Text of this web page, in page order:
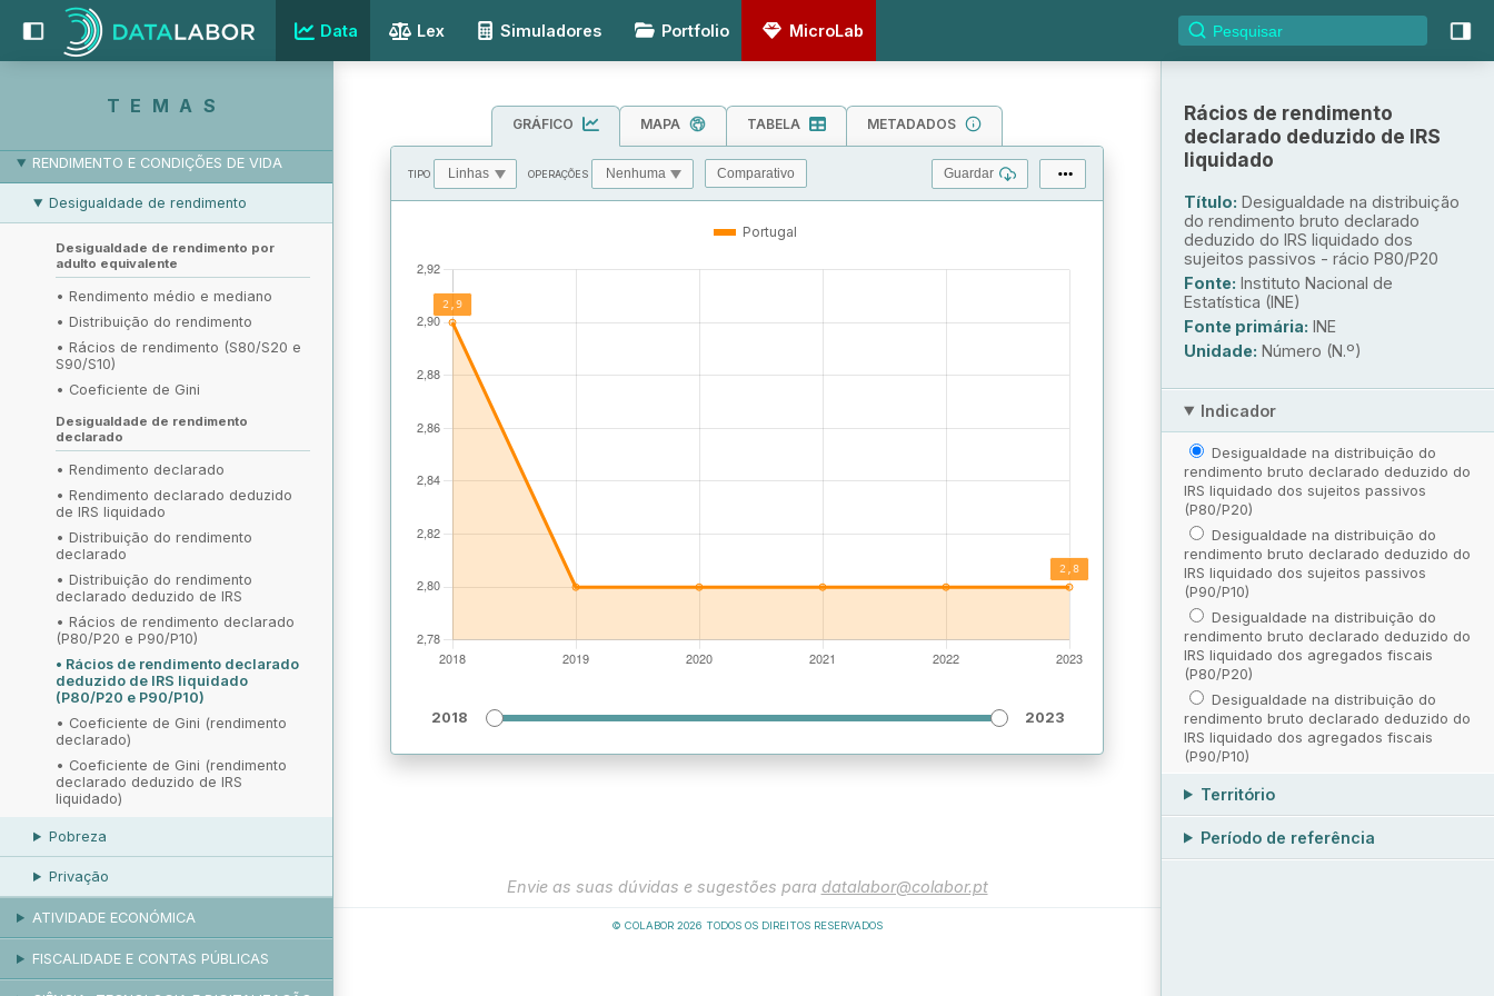
Data Lex Simuladores Portfolio MicroLab
TEMAS
EDUCAÇÃO E FORMAÇÃO
RENDIMENTO E CONDIÇÕES DE VIDA
Desigualdade de rendimento
Desigualdade de rendimento por
adulto equivalente
• Rendimento médio e mediano
• Distribuição do rendimento
• Rácios de rendimento (S80/S20 e
S90/S10)
• Coeficiente de Gini
Desigualdade de rendimento
declarado
• Rendimento declarado
• Rendimento declarado deduzido
de IRS liquidado
• Distribuição do rendimento
declarado
• Distribuição do rendimento
declarado deduzido de IRS
• Rácios de rendimento declarado
(P80/P20 e P90/P10)
• Rácios de rendimento declarado
deduzido de IRS liquidado
(P80/P20 e P90/P10)
• Coeficiente de Gini (rendimento
declarado)
• Coeficiente de Gini (rendimento
declarado deduzido de IRS
liquidado)
Pobreza
Privação
ATIVIDADE ECONÓMICA
FISCALIDADE E CONTAS PÚBLICAS
GRÁFICO MAPA TABELA METADADOS
TIPO OPERAÇÕES Comparativo Guardar
Portugal
2018 2023
Envie as suas dúvidas e sugestões para datalabor@colabor.pt
© COLABOR 2026 TODOS OS DIREITOS RESERVADOS
Rácios de rendimento
declarado deduzido de IRS
liquidado
Título: Desigualdade na distribuição
do rendimento bruto declarado
deduzido do IRS liquidado dos
sujeitos passivos - rácio P80/P20
Fonte: Instituto Nacional de
Estatística (INE)
Fonte primária: INE
Unidade: Número (N.º)
Indicador
Desigualdade na distribuição do
rendimento bruto declarado deduzido do
IRS liquidado dos sujeitos passivos
(P80/P20)
Desigualdade na distribuição do
rendimento bruto declarado deduzido do
IRS liquidado dos sujeitos passivos
(P90/P10)
Desigualdade na distribuição do
rendimento bruto declarado deduzido do
IRS liquidado dos agregados fiscais
(P80/P20)
Desigualdade na distribuição do
rendimento bruto declarado deduzido do
IRS liquidado dos agregados fiscais
(P90/P10)
Território
Período de referência